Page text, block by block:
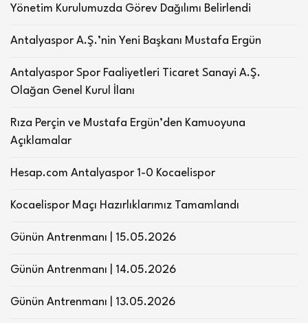
Yönetim Kurulumuzda Görev Dağılımı Belirlendi
Antalyaspor A.Ş.’nin Yeni Başkanı Mustafa Ergün
Antalyaspor Spor Faaliyetleri Ticaret Sanayi A.Ş.
Olağan Genel Kurul İlanı
Rıza Perçin ve Mustafa Ergün’den Kamuoyuna
Açıklamalar
Hesap.com Antalyaspor 1-0 Kocaelispor
Kocaelispor Maçı Hazırlıklarımız Tamamlandı
Günün Antrenmanı | 15.05.2026
Günün Antrenmanı | 14.05.2026
Günün Antrenmanı | 13.05.2026